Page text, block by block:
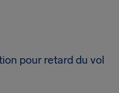
pour retard du vol